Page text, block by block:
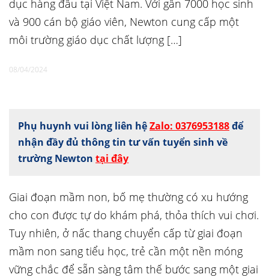
dục hàng đầu tại Việt Nam. Với gần 7000 học sinh
và 900 cán bộ giáo viên, Newton cung cấp một
môi trường giáo dục chất lượng […]
08/04/2024
Phụ huynh vui lòng liên hệZalo: 0376953188để
nhận đầy đủ thông tin tư vấn tuyển sinh về
trường Newton tại đây
Giai đoạn mầm non, bố mẹ thường có xu hướng
cho con được tự do khám phá, thỏa thích vui chơi.
Tuy nhiên, ở nấc thang chuyển cấp từ giai đoạn
mầm non sang tiểu học, trẻ cần một nền móng
vững chắc để sẵn sàng tâm thế bước sang một giai